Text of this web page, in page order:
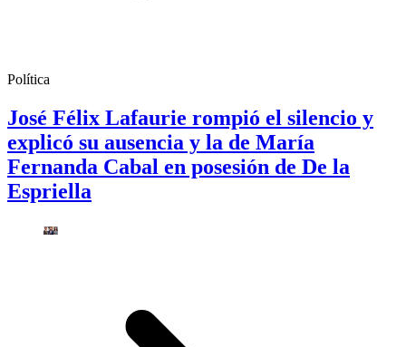
Política
José Félix Lafaurie rompió el silencio y
explicó su ausencia y la de María
Fernanda Cabal en posesión de De la
Espriella